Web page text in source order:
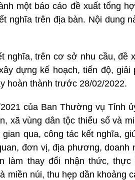
một báo cáo đề xuất tổng
nghĩa trên địa bàn. Nội dung
nghĩa, trên cơ sở nhu cầu, đề
dựng kế hoạch, tiến độ, giải
hoàn thành trước 28/02/2022.
của Ban Thường vụ Tỉnh
xã vùng dân tộc thiểu số và
qua, công tác kết nghĩa,
đơn vị, địa phương, doanh
làm thay đổi nhận thức, thực
miền núi, thu hẹp dần khoảng